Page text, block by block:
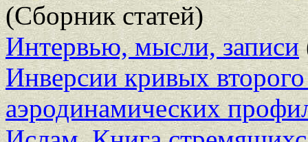
(Сборник статей)
Интервью, мысли, записи
Инверсии кривых
аэродинамических